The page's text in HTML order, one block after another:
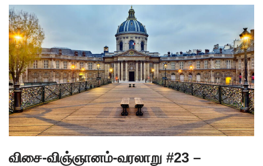
விசை-விஞ்ஞானம்-வரலாறு #23 –